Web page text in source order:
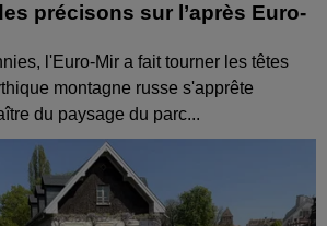
précisons sur l’après Euro-
l'Euro-Mir a fait tourner les têtes
montagne russe s'apprête
du paysage du parc...